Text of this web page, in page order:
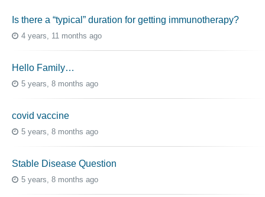
Is there a “typical” duration for getting immunotherapy?
4 years, 11 months ago
Hello Family…
5 years, 8 months ago
covid vaccine
5 years, 8 months ago
Stable Disease Question
5 years, 8 months ago